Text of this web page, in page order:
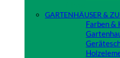
GARTENHÄUSER &
Farben &